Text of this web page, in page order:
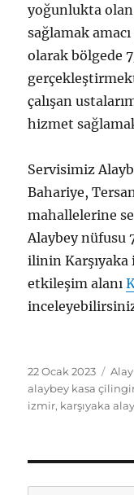
yoğunlukta
sağlamak
olarak bölgede
çalışan
hizmet
Servisimiz
Bahariye,
mahallelerine
Alaybey nüfusu
ilinin Karşıyaka
etkileşim alanı
Yayın
tarihi
22 Ocak 2023
alaybey kasa
izmir, karşıyaka